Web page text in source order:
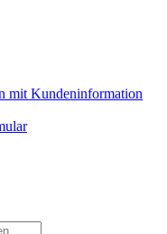
mit Kundeninformation